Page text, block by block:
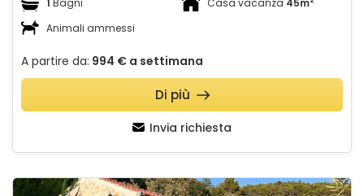
Animali ammessi
A partire da: 994 € a settimana
Invia richiesta
Di più
Villa Konoba